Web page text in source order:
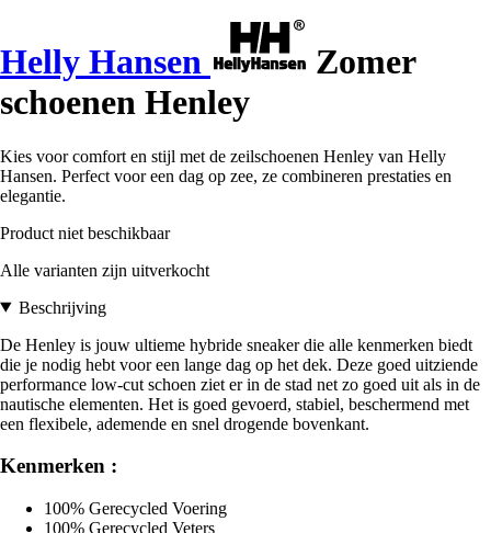
Helly Hansen
Zomer
schoenen Henley
Kies voor comfort en stijl met de zeilschoenen Henley van Helly
Hansen. Perfect voor een dag op zee, ze combineren prestaties en
elegantie.
Product niet beschikbaar
Alle varianten zijn uitverkocht
Beschrijving
De Henley is jouw ultieme hybride sneaker die alle kenmerken biedt
die je nodig hebt voor een lange dag op het dek. Deze goed uitziende
performance low-cut schoen ziet er in de stad net zo goed uit als in de
nautische elementen. Het is goed gevoerd, stabiel, beschermend met
een flexibele, ademende en snel drogende bovenkant.
Kenmerken :
100% Gerecycled Voering
100% Gerecycled Veters